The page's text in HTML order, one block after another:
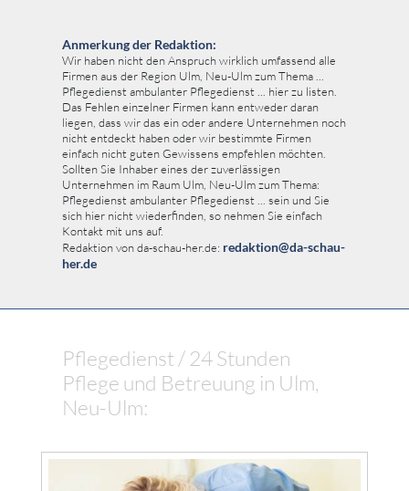
Anmerkung der Redaktion:
Wir haben nicht den Anspruch wirklich umfassend alle
Firmen aus der Region Ulm, Neu-Ulm zum Thema ...
Pflegedienst ambulanter Pflegedienst ... hier zu listen.
Das Fehlen einzelner Firmen kann entweder daran
liegen, dass wir das ein oder andere Unternehmen noch
nicht entdeckt haben oder wir bestimmte Firmen
einfach nicht guten Gewissens empfehlen möchten.
Sollten Sie Inhaber eines der zuverlässigen
Unternehmen im Raum Ulm, Neu-Ulm zum Thema:
Pflegedienst ambulanter Pflegedienst ... sein und Sie
sich hier nicht wiederfinden, so nehmen Sie einfach
Kontakt mit uns auf.
Redaktion von da-schau-her.de: redaktion@da-schau-
her.de
Pflegedienst / 24 Stunden
Pflege und Betreuung in Ulm,
Neu-Ulm: